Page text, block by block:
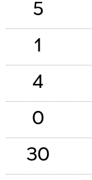
5
1
4
0
30